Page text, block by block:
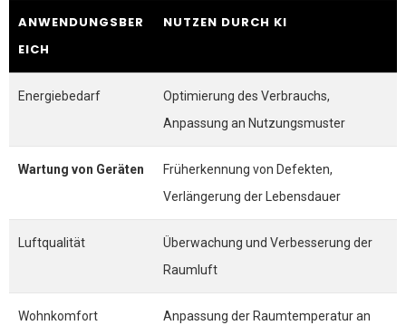
ANWENDUNGSBER
EICH
NUTZEN DURCH KI
Energiebedarf
Optimierung des Verbrauchs,
Anpassung an Nutzungsmuster
Wartung von Geräten
Früherkennung von Defekten,
Verlängerung der Lebensdauer
Luftqualität
Überwachung und Verbesserung der
Raumluft
Wohnkomfort
Anpassung der Raumtemperatur an